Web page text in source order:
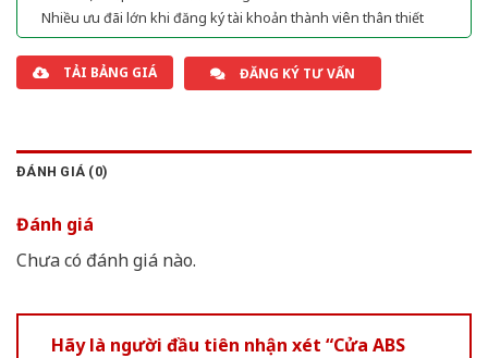
Nhiều ưu đãi lớn khi đăng ký tài khoản thành viên thân thiết
TẢI BẢNG GIÁ ĐĂNG KÝ TƯ VẤN
ĐÁNH GIÁ (0)
Đánh giá
Chưa có đánh giá nào.
Hãy là người đầu tiên nhận xét “Cửa ABS